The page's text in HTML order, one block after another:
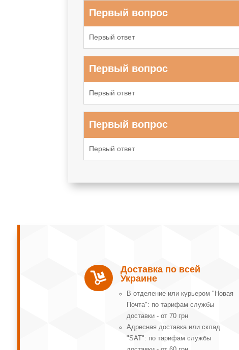
Первый вопрос
Первый ответ
Первый вопрос
Первый ответ
Первый вопрос
Первый ответ

Доставка по всей
Украине
В отделение или курьером "Новая
Почта": по тарифам службы
доставки - от 70 грн
Адресная доставка или склад
"SAT": по тарифам службы